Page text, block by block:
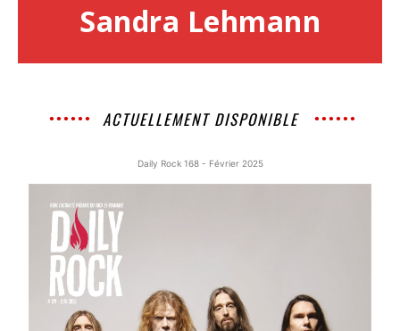
Sandra Lehmann
ACTUELLEMENT DISPONIBLE
Daily Rock 168 - Février 2025